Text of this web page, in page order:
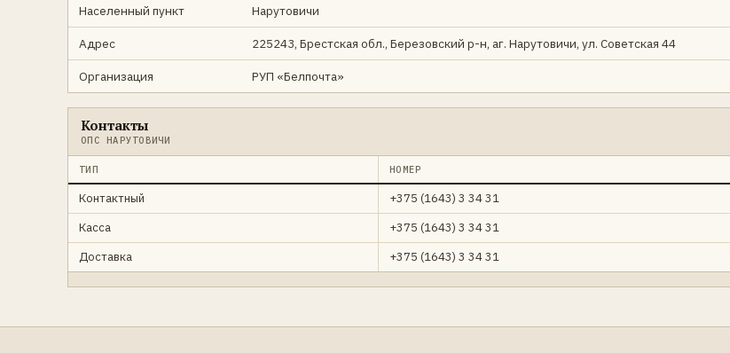
Населенный пункт Нарутовичи
Адрес 225243, Брестская обл., Березовский р-н, аг. Нарутовичи, ул. Советская 44
Организация РУП «Белпочта»
Контакты
ОПС НАРУТОВИЧИ
ТИП НОМЕР
Контактный
+375 (1643) 3 34 31
Касса
+375 (1643) 3 34 31
Доставка
+375 (1643) 3 34 31